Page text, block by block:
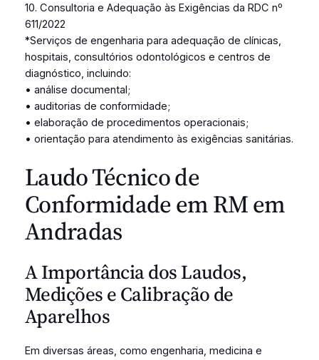
10. Consultoria e Adequação às Exigências da RDC nº
611/2022
*Serviços de engenharia para adequação de clínicas,
hospitais, consultórios odontológicos e centros de
diagnóstico, incluindo:
• análise documental;
• auditorias de conformidade;
• elaboração de procedimentos operacionais;
• orientação para atendimento às exigências sanitárias.
Laudo Técnico de
Conformidade em RM em
Andradas
A Importância dos Laudos,
Medições e Calibração de
Aparelhos
Em diversas áreas, como engenharia, medicina e